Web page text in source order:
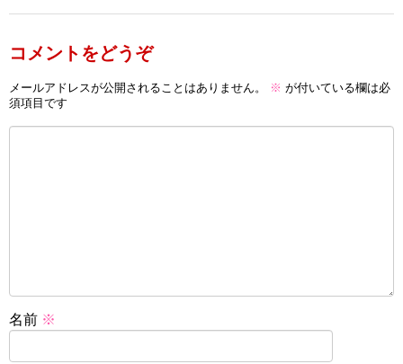
コメントをどうぞ
メールアドレスが公開されることはありません。 ※ が付いている欄は必
須項目です
名前 ※